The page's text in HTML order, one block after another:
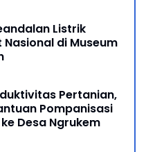
Listrik
di Museum
Pertanian,
Pompanisasi
Desa Ngrukem